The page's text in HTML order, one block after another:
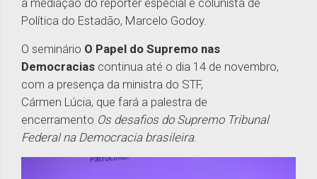
a mediação do repórter especial e colunista de
Política do Estadão, Marcelo Godoy.
O seminário O Papel do Supremo nas
Democracias continua até o dia 14 de novembro,
com a presença da ministra do STF,
Cármen Lúcia, que fará a palestra de
encerramento Os desafios do Supremo Tribunal
Federal na Democracia brasileira.